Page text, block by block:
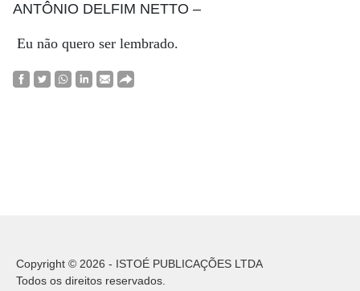
ANTÔNIO DELFIM NETTO –
Eu não quero ser lembrado.
Copyright © 2026 - ISTOÉ PUBLICAÇÕES LTDA
Todos os direitos reservados.